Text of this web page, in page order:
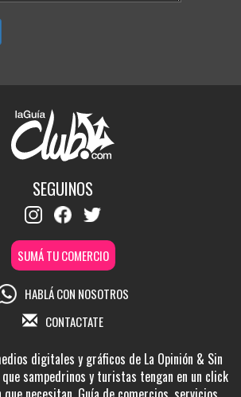
SEGUINOS
SUMÁ TU COMERCIO
HABLÁ CON NOSOTROS
CONTACTATE
digitales y gráficos de La Opinión & Sin
que sampedrinos y turistas tengan en un click